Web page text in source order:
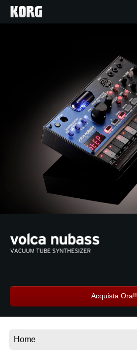
Contenuti
Eventi
Supporto tecnico
Dove Acquistare
News
Paesi
Acquista Ora!!